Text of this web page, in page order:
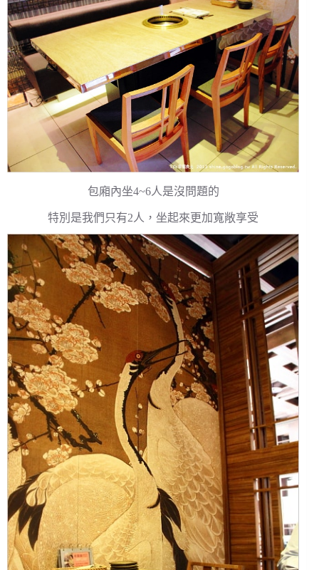
包廂內坐4~6人是沒問題的
特別是我們只有2人，坐起來更加寬敞享受